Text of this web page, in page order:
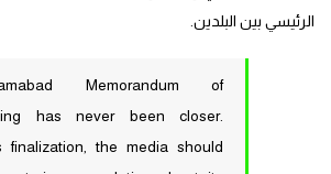
الرئيسي بين البلدين.
Memorandum of
has never been closer.
finalization, the media should